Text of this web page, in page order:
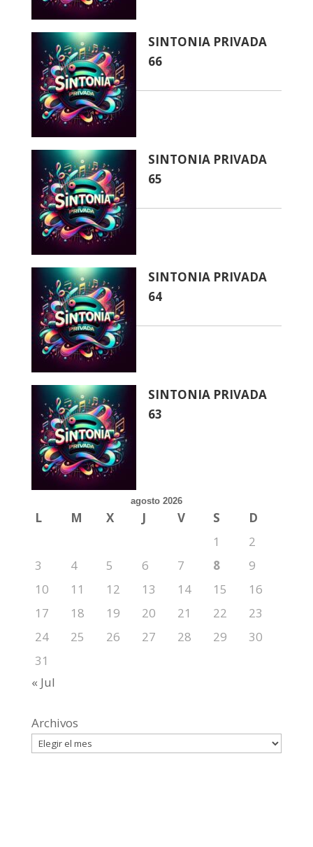
SINTONIA PRIVADA
66
SINTONIA PRIVADA
65
SINTONIA PRIVADA
64
SINTONIA PRIVADA
63
agosto 2026
L M X J V S
D
1
2
3
4 5 6 7 8
9
10
11 12 13 14 15
16
17
18 19 20 21 22
23
24
25 26 27 28 29
30
31
« Jul
Archivos